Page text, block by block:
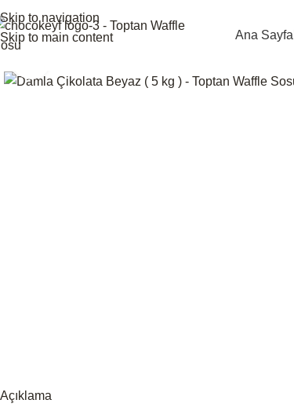
Skip to navigation
Skip to main content
Ana Sayfa
Açıklama